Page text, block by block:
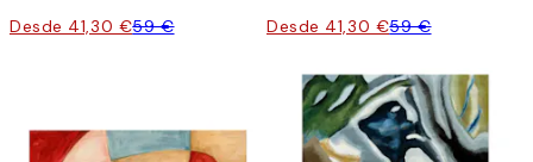
Desde 41,30 €59 € Desde 41,30 €59 €